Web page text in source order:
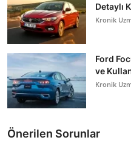
Detaylı
Kronik
Ford
ve
Kronik
Önerilen Sorunlar